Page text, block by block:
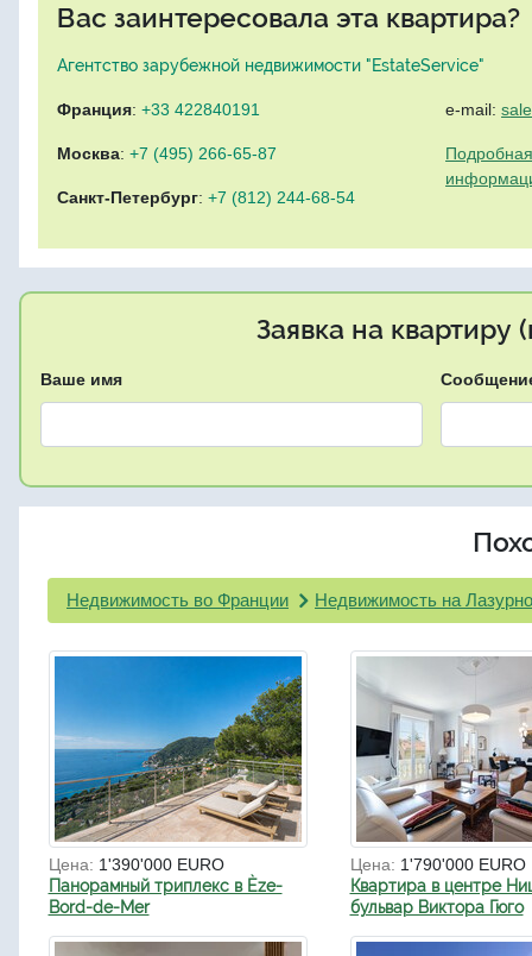
Вас заинтересовала эта квартира?
Агентство зарубежной недвижимости "EstateService"
Франция: +33 422840191
Москва: +7 (495) 266-65-87
Санкт-Петербург: +7 (812) 244-68-54
e-mail:
Заявка на квартиру
Ваше имя
Недвижимость во Франции Недвижимость на
Цена: 1'390'000 EURO
Панорамный триплекс в Èze-
Bord-de-Mer
Цена: 1'790'000 EURO
Квартира в центре
бульвар Виктора Гюго